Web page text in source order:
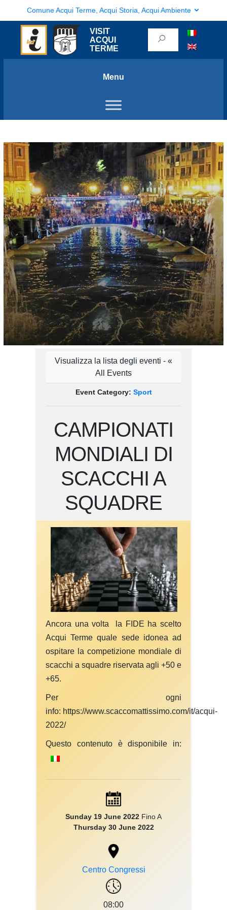
Comune Acqui Terme, Acqui Storia, Acqui Ambiente
VISIT
ACQUI
TERME
Menu
Visualizza la lista degli eventi - «
All Events
Event Category: Sport
CAMPIONATI
MONDIALI DI
SCACCHI A
SQUADRE
Ancora una volta la FIDE ha scelto
Acqui Terme quale sede idonea ad
ospitare la competizione mondiale di
scacchi a squadre riservata agli +50 e
+65.
Per ogni
info: https://www.scaccomattissimo.com/it/acqui-
2022/
Questo contenuto è disponibile in:
Sunday 19 June 2022 Fino A
Thursday 30 June 2022
Centro Congressi
08:00